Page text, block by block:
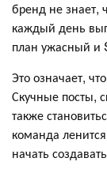
бренд не знает,
каждый день
план ужасный и
Это означает,
Скучные посты,
также
команда
начать